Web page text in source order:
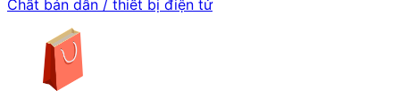
Chất bán dẫn / thiết bị điện tử